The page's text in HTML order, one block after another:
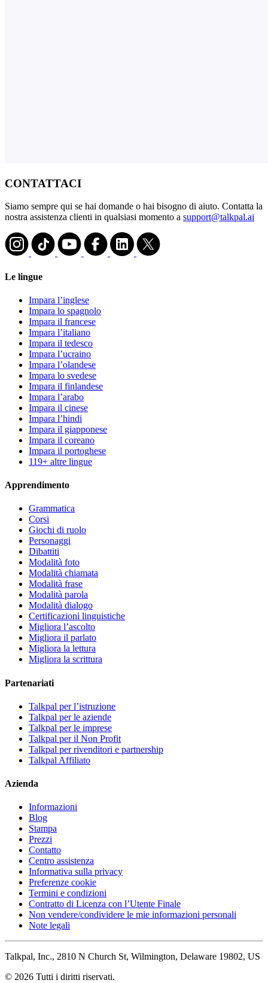
CONTATTACI
Siamo sempre qui se hai domande o hai bisogno di aiuto. Contatta la
nostra assistenza clienti in qualsiasi momento a support@talkpal.ai
Le lingue
Impara l’inglese
Impara lo spagnolo
Impara il francese
Impara l’italiano
Impara il tedesco
Impara l’ucraino
Impara l’olandese
Impara lo svedese
Impara il finlandese
Impara l’arabo
Impara il cinese
Impara l’hindi
Impara il giapponese
Impara il coreano
Impara il portoghese
119+ altre lingue
Apprendimento
Grammatica
Corsi
Giochi di ruolo
Personaggi
Dibattiti
Modalità foto
Modalità chiamata
Modalità frase
Modalità parola
Modalità dialogo
Certificazioni linguistiche
Migliora l’ascolto
Migliora il parlato
Migliora la lettura
Migliora la scrittura
Partenariati
Talkpal per l’istruzione
Talkpal per le aziende
Talkpal per le imprese
Talkpal per il Non Profit
Talkpal per rivenditori e partnership
Talkpal Affiliato
Azienda
Informazioni
Blog
Stampa
Prezzi
Contatto
Centro assistenza
Informativa sulla privacy
Preferenze cookie
Termini e condizioni
Contratto di Licenza con l’Utente Finale
Non vendere/condividere le mie informazioni personali
Note legali
Talkpal, Inc., 2810 N Church St, Wilmington, Delaware 19802, US
© 2026 Tutti i diritti riservati.